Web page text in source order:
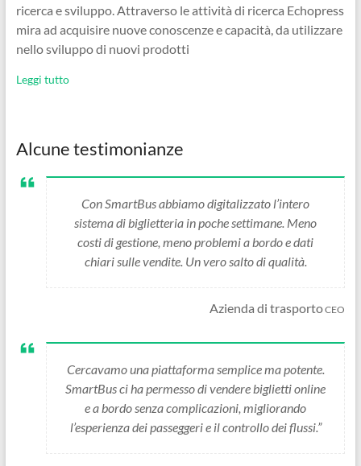
ricerca e sviluppo. Attraverso le attività di ricerca Echopress
mira ad acquisire nuove conoscenze e capacità, da utilizzare
nello sviluppo di nuovi prodotti
Leggi tutto
Alcune testimonianze
Con SmartBus abbiamo digitalizzato l’intero
sistema di biglietteria in poche settimane. Meno
costi di gestione, meno problemi a bordo e dati
chiari sulle vendite. Un vero salto di qualità.
Azienda di trasportoCEO
Cercavamo una piattaforma semplice ma potente.
SmartBus ci ha permesso di vendere biglietti online
e a bordo senza complicazioni, migliorando
l’esperienza dei passeggeri e il controllo dei flussi.”